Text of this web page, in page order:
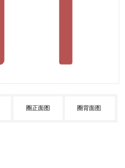
圈正面图 圈背面图